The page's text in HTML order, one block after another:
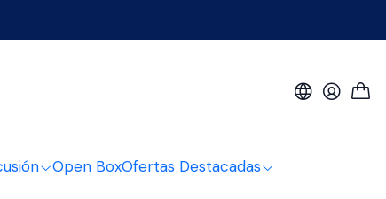
Open BoxOfertas Destacadas
Cremona
3/4' SV-100 Cremona